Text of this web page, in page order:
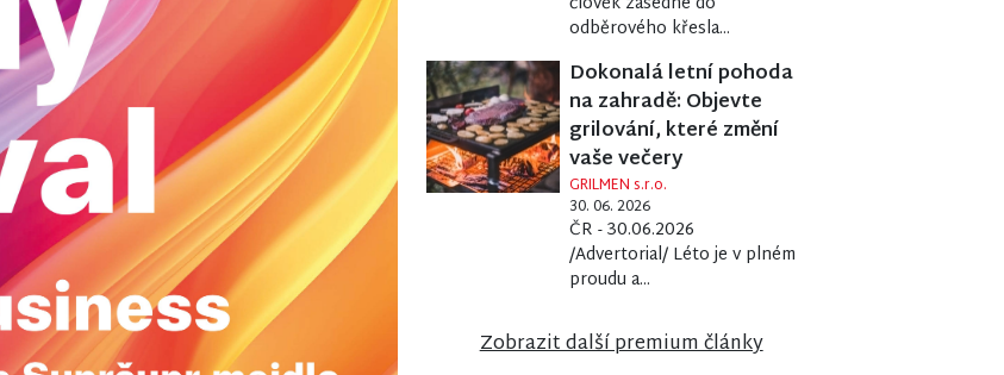
odběrového křesla...
Dokonalá letní pohoda
na zahradě: Objevte
grilování, které změní
vaše večery
GRILMEN s.r.o.
30. 06. 2026
ČR - 30.06.2026
/Advertorial/ Léto je v plném
proudu a...
Zobrazit další premium články